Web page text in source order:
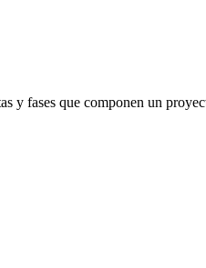
y fases que componen un